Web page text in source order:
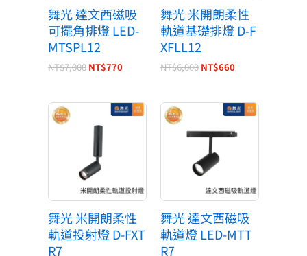
舞光 達文西磁吸
可擺角排燈 LED-
MTSPL12
NT$7,000 NT$770
舞光 米開朗柔性
軌道基礎排燈 D-F
XFLL12
NT$6,000 NT$660
舞光 米開朗柔性
軌道投射燈 D-FXT
R7
價
格：
NT$6,500。
目
前
舞光 達文西磁吸
軌道燈 LED-MTT
R7
價
格
範